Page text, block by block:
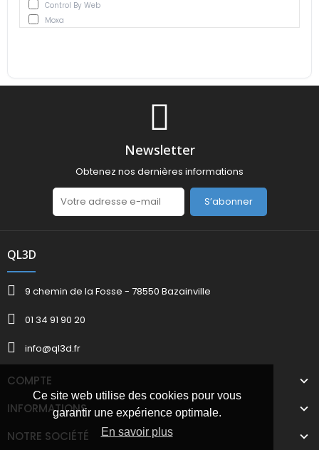
Ce site web utilise des cookies pour vous
garantir une expérience optimale.
En savoir plus
Control By Web
Moxa
Newsletter
Obtenez nos dernières informations
S’abonner
QL3D
9 chemin de la Fosse - 78550 Bazainville
01 34 91 90 20
info@ql3d.fr
COMPTE
INFORMATIONS
NOTRE SOCIÉTÉ